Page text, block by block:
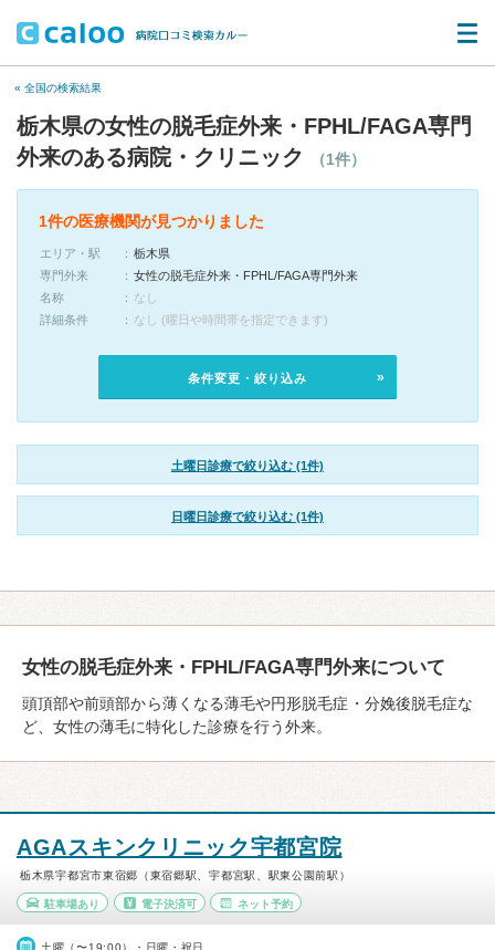
« 全国の検索結果
栃木県の女性の脱毛症外来・FPHL/FAGA専門
外来のある病院・クリニック
（1件）
1件の医療機関が見つかりました
エリア・駅
栃木県
専門外来
女性の脱毛症外来・FPHL/FAGA専門外来
名称
なし
詳細条件
なし (曜日や時間帯を指定できます)
条件変更・絞り込み
土曜日診療で絞り込む (1件)
日曜日診療で絞り込む (1件)
女性の脱毛症外来・FPHL/FAGA専門外来について
頭頂部や前頭部から薄くなる薄毛や円形脱毛症・分娩後脱毛症な
ど、女性の薄毛に特化した診療を行う外来。
AGAスキンクリニック宇都宮院
栃木県宇都宮市東宿郷（東宿郷駅、宇都宮駅、駅東公園前駅）
駐車場あり 電子決済可 ネット予約
土曜（〜19:00）・日曜・祝日